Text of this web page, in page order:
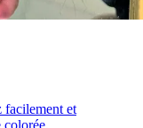
facilement et
colorée.